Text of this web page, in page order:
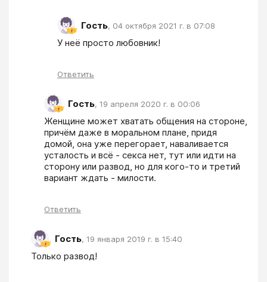
Гость, 04 октября 2021 г. в 07:08
У неё просто любовник!
Ответить
Гость, 19 апреля 2020 г. в 00:06
Женщине может хватать общения на стороне,
причём даже в моральном плане, придя
домой, она уже перегорает, наваливается
усталость и всё - секса нет, тут или идти на
сторону или развод, но для кого-то и третий
вариант ждать - милости.
Ответить
Гость, 19 января 2019 г. в 15:40
Только развод!